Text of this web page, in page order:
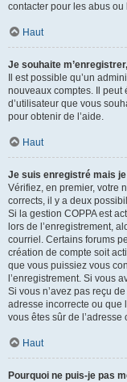
contacter pour les abus
Haut
Je souhaite
Il est possible qu’un
nouveaux comptes. Il peut
d’utilisateur que vous
pour obtenir de l’aide.
Haut
Je suis enregistré mais
Vérifiez, en premier, votre
corrects, il y a deux
Si la gestion COPPA est
lors de l’enregistrement,
courriel. Certains forums
création de compte soit
que vous puissiez vous
l’enregistrement. Si vous
Si vous n’avez pas reçu
adresse incorrecte ou que
vous êtes sûr de
Haut
Pourquoi ne puis-je pas